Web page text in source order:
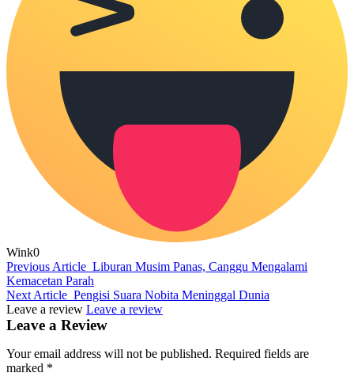
Wink0
Previous Article Liburan Musim Panas, Canggu Mengalami
Kemacetan Parah
Next Article Pengisi Suara Nobita Meninggal Dunia
Leave a review Leave a review
Leave a Review
Your email address will not be published. Required fields are
marked *